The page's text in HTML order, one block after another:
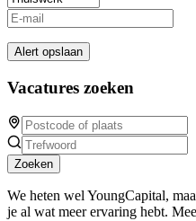
Alert opslaan
Vacatures zoeken
Zoeken
We heten wel YoungCapital,
je al wat meer ervaring hebt.